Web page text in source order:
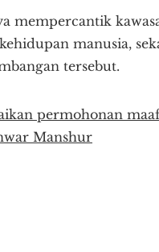
mempercantik
manusia,
tersebut.
permohonan
Manshur